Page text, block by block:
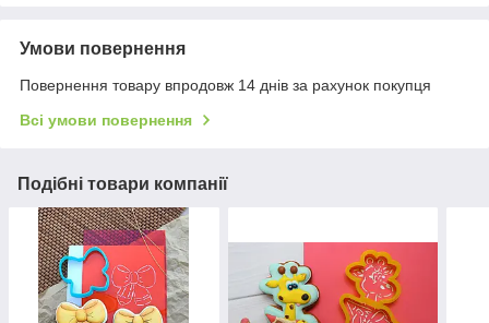
Умови повернення
Повернення товару впродовж 14 днів за рахунок покупця
Всі умови повернення
Подібні товари компанії